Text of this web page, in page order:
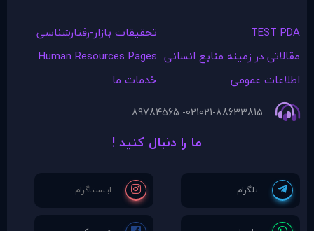
TEST PDA
تحقیقات بازار-رفتارشناسی
مقالاتی در زمينه منابع انسانی Human Resources Pages
اطلاعات عمومی
خدمات ما
021-88633815
021- 89784565
ما را دنبال کنید !